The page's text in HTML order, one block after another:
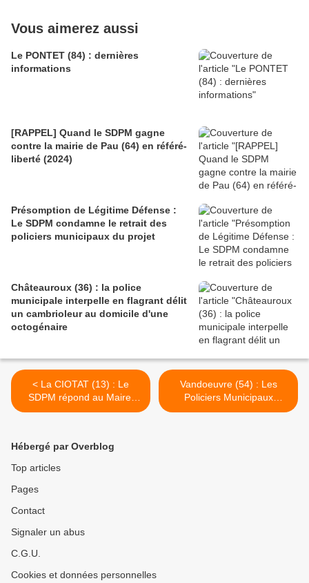
Vous aimerez aussi
Le PONTET (84) : dernières
informations
[RAPPEL] Quand le SDPM gagne
contre la mairie de Pau (64) en référé-
liberté (2024)
Présomption de Légitime Défense :
Le SDPM condamne le retrait des
policiers municipaux du projet
Châteauroux (36) : la police
municipale interpelle en flagrant délit
un cambrioleur au domicile d'une
octogénaire
< La CIOTAT (13) : Le
SDPM répond au Maire,
concernant l'armement des
Vandoeuvre (54) : Les
Policiers Municipaux
interpellent un suspect dans
Hébergé par Overblog
Top articles
Pages
Contact
Signaler un abus
C.G.U.
Cookies et données personnelles